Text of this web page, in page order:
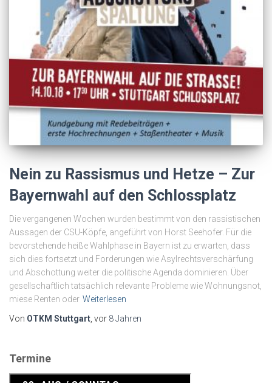
Nein zu Rassismus und Hetze – Zur
Bayernwahl auf den Schlossplatz
Die vergangenen Wochen wurden bestimmt von den rassistischen
Aussagen der CSU-Köpfe, angeführt von Horst Seehofer. Für die
bevorstehende heiße Wahlphase in Bayern ist zu erwarten, dass
sich dies fortsetzt und Forderungen wie Asylrechtsverschärfung
und Abschottung weiter die politische Agenda dominieren. Über
gesellschaftlich tatsächlich relevante Probleme wie Wohnungsnot,
miese Renten oder Weiterlesen
Von OTKM Stuttgart , vor 8 Jahren
Termine